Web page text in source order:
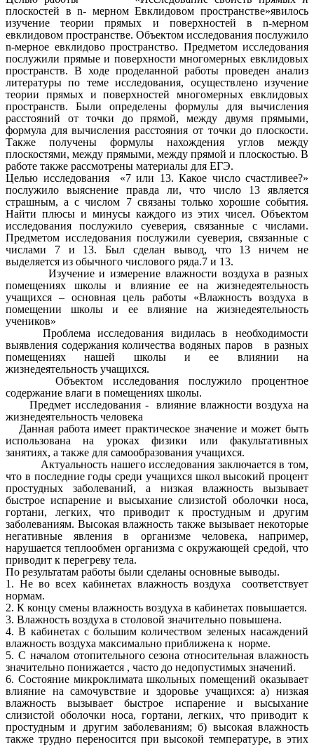
плоскостей в n- мерном Евклидовом пространстве»явилось
изучение теории прямых и поверхностей в n-мерном
евклидовом пространстве. Объектом исследования послужило
n-мерное евклидово пространство. Предметом исследования
послужили прямые и поверхности многомерных евклидовых
пространств. В ходе проделанной работы проведен анализ
литературы по теме исследования, осуществлено изучение
теории прямых и поверхностей многомерных евклидовых
пространств. Были определены формулы для вычисления
расстояний от точки до прямой, между двумя прямыми,
формула для вычисления расстояния от точки до плоскости.
Также получены формулы нахождения углов между
плоскостями, между прямыми, между прямой и плоскостью. В
работе также рассмотрены материалы для ЕГЭ.
Целью исследования «7 или 13. Какое число счастливее?»
послужило выяснение правда ли, что число 13 является
страшным, а с числом 7 связаны только хорошие события.
Найти плюсы и минусы каждого из этих чисел. Объектом
исследования послужило суеверия, связанные с числами.
Предметом исследования послужили суеверия, связанные с
числами 7 и 13. Был сделан вывод, что 13 ничем не
выделяется из обычного числового ряда.7 и 13.
Изучение и измерение влажности воздуха в разных
помещениях школы и влияние ее на жизнедеятельность
учащихся – основная цель работы «Влажность воздуха в
помещении школы и ее влияние на жизнедеятельность
учеников»
Проблема исследования видилась в необходимости
выявления содержания количества водяных паров в разных
помещениях нашей школы и ее влиянии на
жизнедеятельность учащихся.
Объектом исследования послужило процентное
содержание влаги в помещениях школы.
Предмет исследования - влияние влажности воздуха на
жизнедеятельность человека
Данная работа имеет практическое значение и может быть
использована на уроках физики или факультативных
занятиях, а также для самообразования учащихся.
Актуальность нашего исследования заключается в том,
что в последние годы среди учащихся школ высокий процент
простудных заболеваний, а низкая влажность вызывает
быстрое испарение и высыхание слизистой оболочки носа,
гортани, легких, что приводит к простудным и другим
заболеваниям. Высокая влажность также вызывает некоторые
негативные явления в организме человека, например,
нарушается теплообмен организма с окружающей средой, что
приводит к перегреву тела.
По результатам работы были сделаны основные выводы.
1. Не во всех кабинетах влажность воздуха соответствует
нормам.
2. К концу смены влажность воздуха в кабинетах повышается.
3. Влажность воздуха в столовой значительно повышена.
4. В кабинетах с большим количеством зеленых насаждений
влажность воздуха максимально приближена к норме.
5. С началом отопительного сезона относительная влажность
значительно понижается , часто до недопустимых значений.
6. Состояние микроклимата школьных помещений оказывает
влияние на самочувствие и здоровье учащихся: а) низкая
влажность вызывает быстрое испарение и высыхание
слизистой оболочки носа, гортани, легких, что приводит к
простудным и другим заболеваниям; б) высокая влажность
также трудно переносится при высокой температуре, в этих